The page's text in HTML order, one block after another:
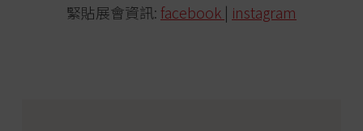
緊貼展會資訊:facebook | instagram